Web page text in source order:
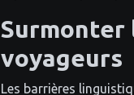
Surmonter
voyageurs
Les barrières